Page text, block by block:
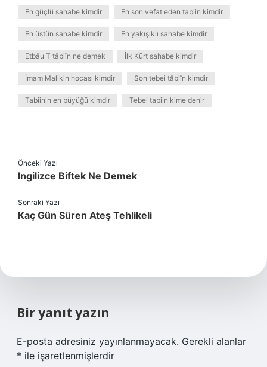
En güçlü sahabe kimdir En son vefat eden tabiin kimdir
En üstün sahabe kimdir En yakışıklı sahabe kimdir
Etbâu T tâbiîn ne demek İlk Kürt sahabe kimdir
İmam Malikin hocası kimdir Son tebei tâbiîn kimdir
Tabiinin en büyüğü kimdir Tebei tabiin kime denir
Önceki Yazı
Ingilizce Biftek Ne Demek
Sonraki Yazı
Kaç Gün Süren Ateş Tehlikeli
Bir yanıt yazın
E-posta adresiniz yayınlanmayacak. Gerekli alanlar
* ile işaretlenmişlerdir